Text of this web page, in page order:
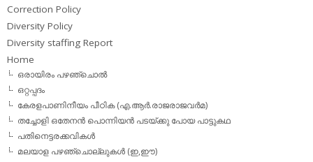
Correction Policy
Diversity Policy
Diversity staffing Report
Home
ഒരായിരം പഴഞ്ചൊല്‍
ഒറ്റപ്പദം
കേരളപാണിനീയം പീഠിക (എ.ആര്‍.രാജരാജവര്‍മ)
തച്ചോളി ഒതേനൻ പൊന്നിയൻ പടയ്‌ക്കു പോയ പാട്ടുകഥ
പതിനെട്ടരക്കവികള്‍
മലയാള പഴഞ്ചൊല്ലുകള്‍ (ഇ,ഈ)